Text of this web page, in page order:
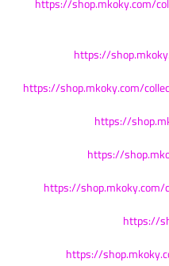
https://
https://shop.mkoky.com/
https://
https://
https://
https://
https://